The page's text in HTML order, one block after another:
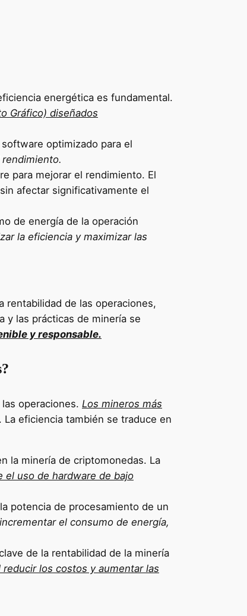
energética es fundamental.
Gráfico) diseñados
optimizado para el
para mejorar el rendimiento. El
afectar significativamente el
de energía de la operación
la eficiencia y maximizar las
rentabilidad de las operaciones,
y las prácticas de minería se
y responsable.
operaciones. Los mineros más
. La eficiencia también se traduce en
la minería de criptomonedas. La
el uso de hardware de bajo
potencia de procesamiento de un
el consumo de energía,
de la rentabilidad de la minería
los costos y aumentar las